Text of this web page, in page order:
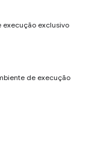
execução exclusivo
de execução